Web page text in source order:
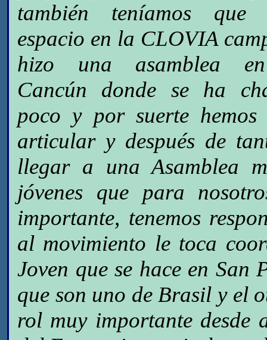
también teníamos
espacio en la CLOVIA
hizo una asamblea
Cancún donde se ha
poco y por suerte
articular y después de
llegar a una Asamblea
jóvenes que para
importante, tenemos
al movimiento le toca
Joven que se hace en
que son uno de Brasil y el
rol muy importante desde